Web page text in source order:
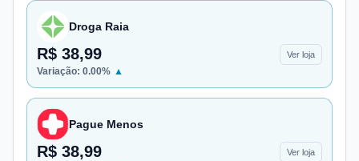
Droga Raia
R$ 38,99 Ver loja
Variação: 0.00% ▲
Pague Menos
R$ 38,99 Ver loja